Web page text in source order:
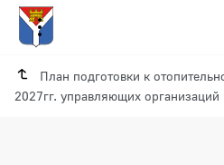
План подготовки к
2027гг. управляющих организаций